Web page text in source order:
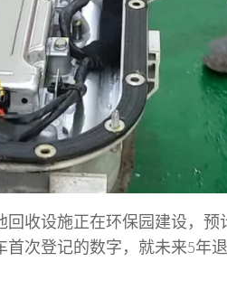
收设施正在环保园建设，预
次登记的数字，就未来5年